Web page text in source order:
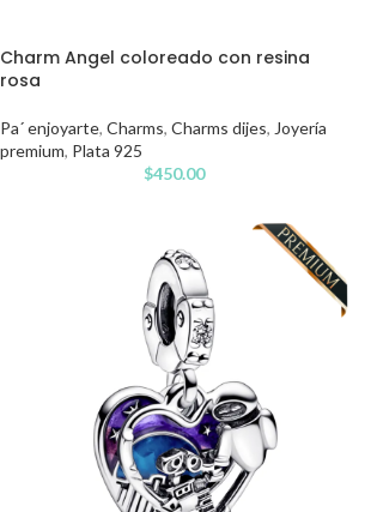
Charm Angel coloreado con resina
rosa
Pa´ enjoyarte, Charms, Charms dijes, Joyería
premium, Plata 925
$450.00